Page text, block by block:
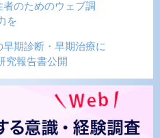
のためのウェブ調
を
期診断・早期治療に
究報告書公開